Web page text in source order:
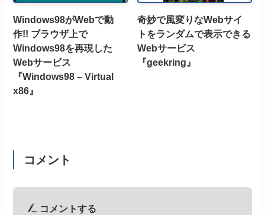
Windows98がWebで動
作!! ブラウザ上で
Windows98を再現した
Webサービス
『Windows98 – Virtual
x86』
奇妙で風変りなWebサイ
トをランダムで表示できる
Webサービス
『geekring』
コメント
コメントする